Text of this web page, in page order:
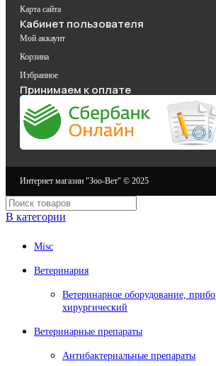
Карта сайта
Кабинет пользователя
Мой аккаунт
Корзина
Избранное
Принимаем к оплате
Интернет магазин "Зоо-Вет" © 2025
В категории
Misc
Ветеринария
Ветеринарное оборудование,
хирургический
Ветеринарные препараты
Антибактериальные препараты